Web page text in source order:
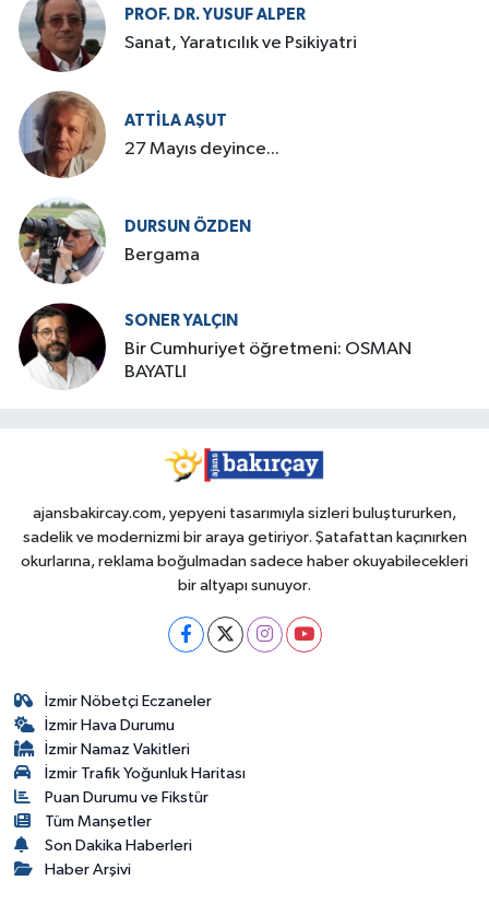
PROF. DR. YUSUF ALPER
Sanat, Yaratıcılık ve Psikiyatri
ATTILA AŞUT
27 Mayıs deyince...
DURSUN ÖZDEN
Bergama
SONER YALÇIN
Bir Cumhuriyet öğretmeni: OSMAN
BAYATLI
ajansbakircay.com, yepyeni tasarımıyla sizleri buluştururken,
sadelik ve modernizmi bir araya getiriyor. Şatafattan kaçınırken
okurlarına, reklama boğulmadan sadece haber okuyabilecekleri
bir altyapı sunuyor.
İzmir Nöbetçi Eczaneler
İzmir Hava Durumu
İzmir Namaz Vakitleri
İzmir Trafik Yoğunluk Haritası
Puan Durumu ve Fikstür
Tüm Manşetler
Son Dakika Haberleri
Haber Arşivi